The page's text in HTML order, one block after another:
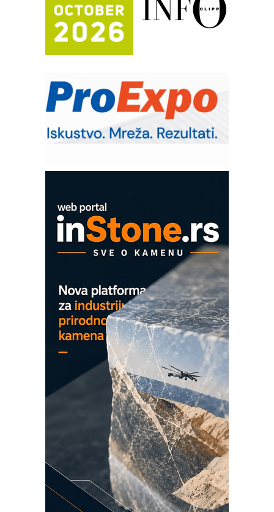
Efikasno upravljanje energijom
Automatizacija pakovanja · Display
(Shelf-Ready) omotnice
Potpuna efikasnost bez složenih
Trajna oznaka kao dugoročna korist
Bezbednost na prvom mestu!
IB BLUMENAUER - više od 40 godina
poverenja u industriji
OBO sistemi mrežastih nosača kablova
Proizvodnja iC7 Hybrid 1500 VDC
mrežnog pretvarača sa tečnim
hlađenjem